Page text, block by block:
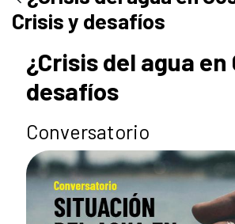
Crisis y desafíos
¿Crisis del agua
desafíos
Conversatorio